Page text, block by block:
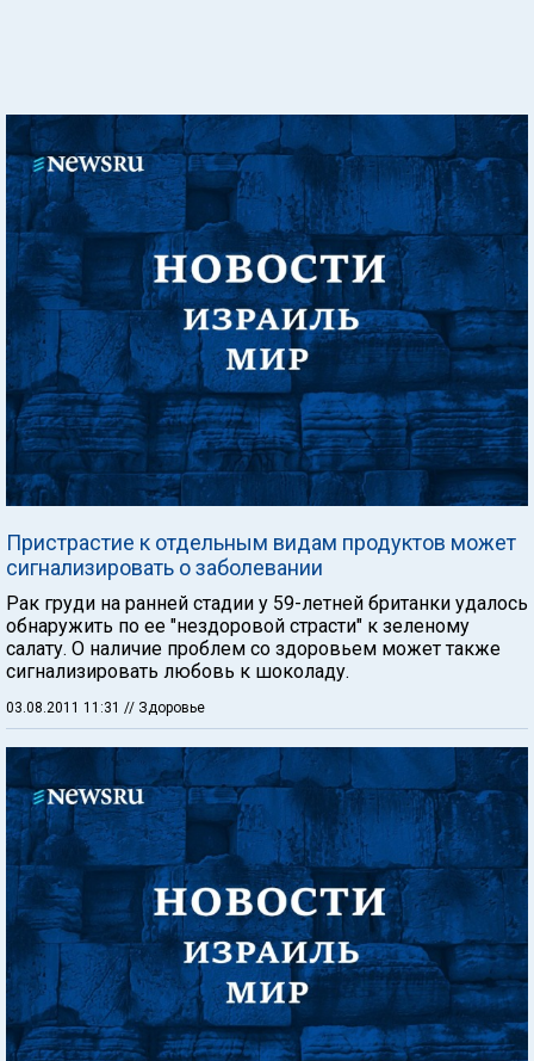
Пристрастие к отдельным видам продуктов может
сигнализировать о заболевании
Рак груди на ранней стадии у 59-летней британки удалось
обнаружить по ее "нездоровой страсти" к зеленому
салату. О наличие проблем со здоровьем может также
сигнализировать любовь к шоколаду.
03.08.2011 11:31 // Здоровье